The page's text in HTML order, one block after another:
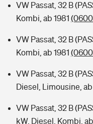
VW Passat, 32 B
Kombi, ab 1981 (0600
VW Passat, 32 B
Kombi, ab 1981
VW Passat, 32 B
Diesel, Limousine, ab
VW Passat, 32 B
kW, Diesel, Kombi, ab